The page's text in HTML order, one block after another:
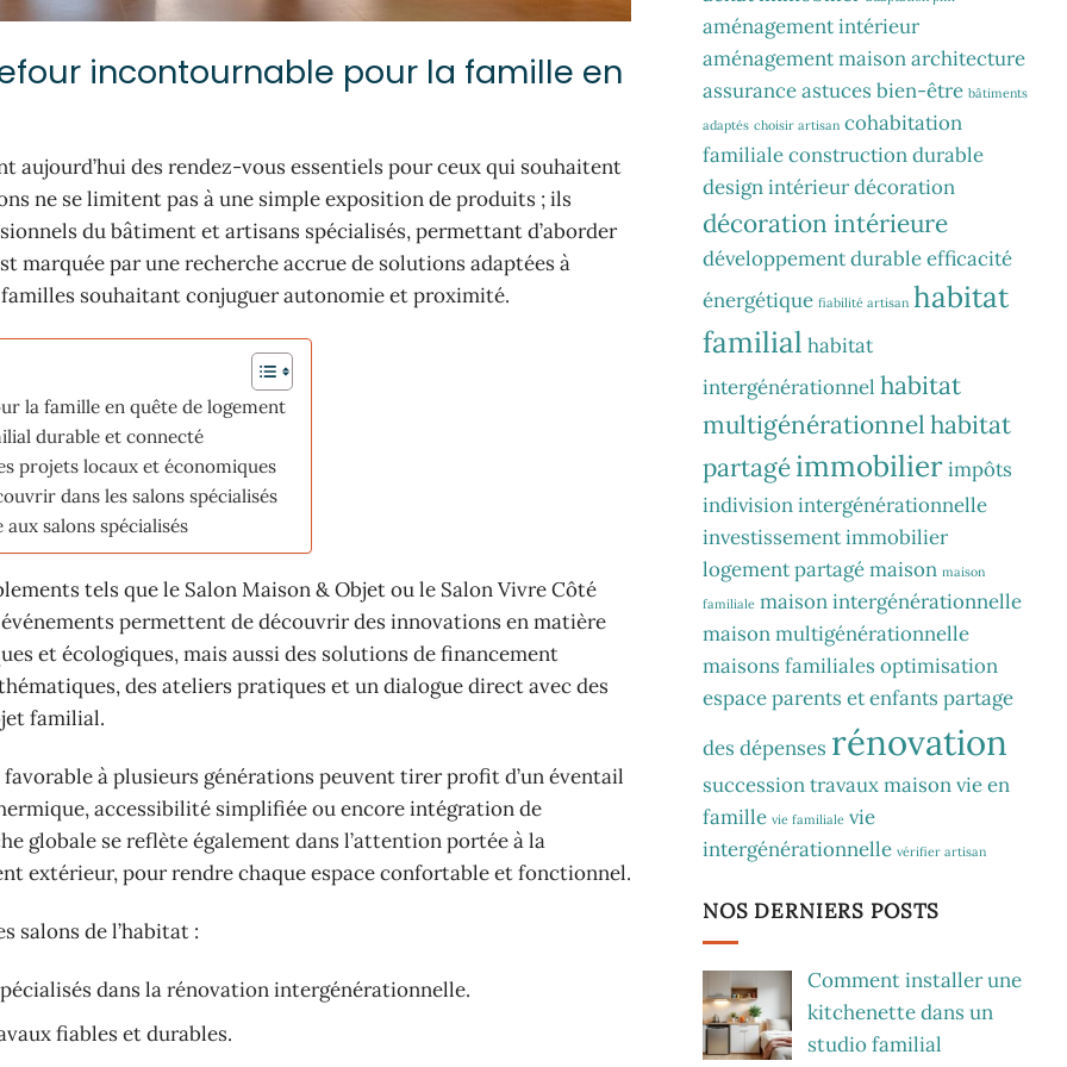
incontournable pour la famille en
aujourd’hui des rendez-vous essentiels pour ceux qui souhaitent
ne se limitent pas à une simple exposition de produits ; ils
du bâtiment et artisans spécialisés, permettant d’aborder
marquée par une recherche accrue de solutions adaptées à
souhaitant conjuguer autonomie et proximité.
la famille en quête de logement
durable et connecté
projets locaux et économiques
dans les salons spécialisés
salons spécialisés
tels que le Salon Maison & Objet ou le Salon Vivre Côté
permettent de découvrir des innovations en matière
et écologiques, mais aussi des solutions de financement
des ateliers pratiques et un dialogue direct avec des
familial.
à plusieurs générations peuvent tirer profit d’un éventail
accessibilité simplifiée ou encore intégration de
globale se reflète également dans l’attention portée à la
extérieur, pour rendre chaque espace confortable et fonctionnel.
salons de l’habitat :
dans la rénovation intergénérationnelle.
fiables et durables.
aménagement intérieur
aménagement maisonarchitecture
assuranceastuces bien-être bâtiments
adaptés choisir artisan cohabitation
familialeconstruction durable
design intérieurdécoration
décoration intérieure
développement durableefficacité
énergétique fiabilité artisan habitat
familial habitat
intergénérationnel habitat
multigénérationnelhabitat
partagéimmobilierimpôts
indivisionintergénérationnelle
investissement immobilier
logement partagémaison maison
familiale maison intergénérationnelle
maison multigénérationnelle
maisons familiales optimisation
espaceparents et enfants partage
des dépenses rénovation
successiontravaux maisonvie en
famille vie familiale vie
intergénérationnelle vérifier artisan
NOS DERNIERS POSTS
Comment installer une
kitchenette dans un
studio familial